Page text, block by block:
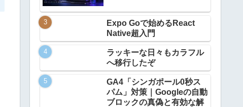
Expo Goで始めるReact
Native超入門
ラッキーな日々もカラフル
へ移行したぞ
GA4「シンガポール0秒ス
パム」対策｜Googleの自動
ブロックの真偽と有効な解